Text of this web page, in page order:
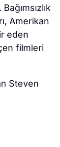
Amerikan
eden
filmleri
Steven